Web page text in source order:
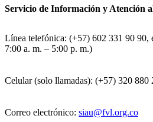
Servicio de Información y Atención
Línea telefónica: (+57) 602 331 90 90,
7:00 a. m. – 5:00 p. m.)
Celular (solo llamadas): (+57) 320
Correo electrónico: siau@fvl.org.co